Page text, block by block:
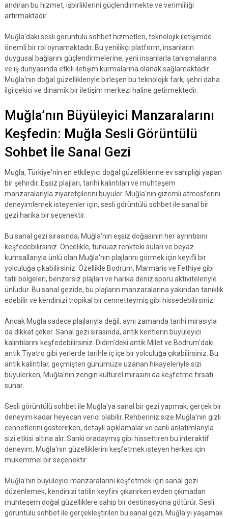
andıran bu hizmet, işbirliklerini güçlendirmekte ve verimliliği
artırmaktadır.
Muğla'daki sesli görüntülü sohbet hizmetleri, teknolojik iletişimde
önemli bir rol oynamaktadır. Bu yenilikçi platform, insanların
duygusal bağlarını güçlendirmelerine, yeni insanlarla tanışmalarına
ve iş dünyasında etkili iletişim kurmalarına olanak sağlamaktadır.
Muğla'nın doğal güzellikleriyle birleşen bu teknolojik fark, şehri daha
ilgi çekici ve dinamik bir iletişim merkezi haline getirmektedir.
Muğla’nın Büyüleyici Manzaralarını
Keşfedin: Muğla Sesli Görüntülü
Sohbet İle Sanal Gezi
Muğla, Türkiye'nin en etkileyici doğal güzelliklerine ev sahipliği yapan
bir şehirdir. Eşsiz plajları, tarihi kalıntıları ve muhteşem
manzaralarıyla ziyaretçilerini büyüler. Muğla'nın gizemli atmosferini
deneyimlemek isteyenler için, sesli görüntülü sohbet ile sanal bir
gezi harika bir seçenektir.
Bu sanal gezi sırasında, Muğla'nın eşsiz doğasının her ayrıntısını
keşfedebilirsiniz. Öncelikle, turkuaz renkteki suları ve beyaz
kumsallarıyla ünlü olan Muğla'nın plajlarını görmek için keyifli bir
yolculuğa çıkabilirsiniz. Özellikle Bodrum, Marmaris ve Fethiye gibi
tatil bölgeleri, benzersiz plajları ve harika deniz sporu aktiviteleriyle
ünlüdür. Bu sanal gezide, bu plajların manzaralarına yakından tanıklık
edebilir ve kendinizi tropikal bir cennetteymiş gibi hissedebilirsiniz.
Ancak Muğla sadece plajlarıyla değil, aynı zamanda tarihi mirasıyla
da dikkat çeker. Sanal gezi sırasında, antik kentlerin büyüleyici
kalıntılarını keşfedebilirsiniz. Didim'deki antik Milet ve Bodrum'daki
antik Tiyatro gibi yerlerde tarihle iç içe bir yolculuğa çıkabilirsiniz. Bu
antik kalıntılar, geçmişten günümüze uzanan hikayeleriyle sizi
büyülerken, Muğla'nın zengin kültürel mirasını da keşfetme fırsatı
sunar.
Sesli görüntülü sohbet ile Muğla'ya sanal bir gezi yapmak, gerçek bir
deneyim kadar heyecan verici olabilir. Rehberiniz size Muğla'nın gizli
cennetlerini gösterirken, detaylı açıklamalar ve canlı anlatımlarıyla
sizi etkisi altına alır. Sanki oradaymış gibi hissettiren bu interaktif
deneyim, Muğla'nın güzelliklerini keşfetmek isteyen herkes için
mükemmel bir seçenektir.
Muğla'nın büyüleyici manzaralarını keşfetmek için sanal gezi
düzenlemek, kendinizi tatilin keyfini çıkarırken evden çıkmadan
muhteşem doğal güzelliklere sahip bir destinasyona götürür. Sesli
görüntülü sohbet ile gerçekleştirilen bu sanal gezi, Muğla'yı yaşamak